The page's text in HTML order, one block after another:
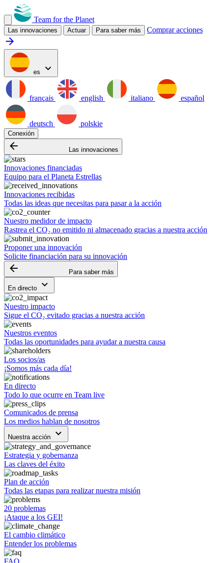
Team for the Planet
Las innovaciones Actuar Para saber más Comprar acciones
arrow_forward
es expand_more
français english italiano español
deutsch polskie
Conexión
arrow_backward Las innovaciones
Innovaciones financiadas
Equipo para el Planeta Estrellas
Innovaciones recibidas
Todas las ideas que necesitas para pasar a la acción
Nuestro medidor de impacto
Rastrea el CO₂ no emitido ni almacenado gracias a nuestra acción
Proponer una innovación
Solicite financiación para su innovación
arrow_backward Para saber más
En directo keyboard_arrow_down
Nuestro impacto
Sigue el CO₂ evitado gracias a nuestra acción
Nuestros eventos
Todas las oportunidades para ayudar a nuestra causa
Los socios/as
¡Somos más cada día!
En directo
Todo lo que ocurre en Team live
Comunicados de prensa
Los medios hablan de nosotros
Nuestra acción keyboard_arrow_down
Estrategia y gobernanza
Las claves del éxito
Plan de acción
Todas las etapas para realizar nuestra misión
20 problemas
¡Ataque a los GEI!
El cambio climático
Entender los problemas
FAQ